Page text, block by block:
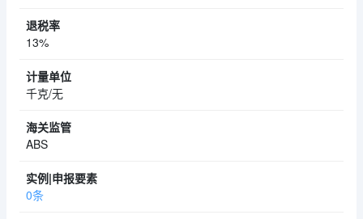
13%
千克/无
ABS
0条